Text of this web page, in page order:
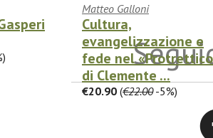
Matteo Galloni
Cultura,
evangelizzazione e
fede nel
di Clemente ...
€20.90 (€22.00-5%)